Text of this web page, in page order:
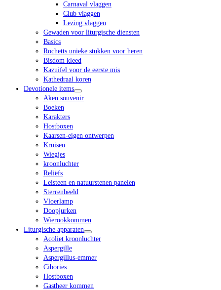
Carnaval vlaggen
Club vlaggen
Lezing vlaggen
Gewaden voor liturgische diensten
Basics
Rochetts unieke stukken voor heren
Bisdom kleed
Kazuifel voor de eerste mis
Kathedraal koren
Devotionele items
Aken souvenir
Boeken
Karakters
Hostboxen
Kaarsen-eigen ontwerpen
Kruisen
Wiegjes
kroonluchter
Reliëfs
Leisteen en natuurstenen panelen
Sterrenbeeld
Vloerlamp
Doopjurken
Wierookkommen
Liturgische apparaten
Acoliet kroonluchter
Aspergille
Aspergillus-emmer
Cibories
Hostboxen
Gastheer kommen